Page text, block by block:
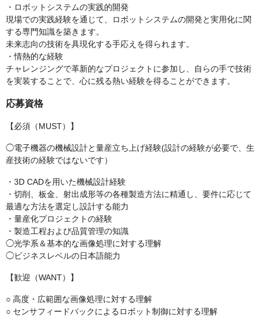
・ロボットシステムの実践的開発
現場での実践経験を通じて、ロボットシステムの開発と実用化に関
する専門知識を築きます。
未来志向の技術を具現化する手応えを得られます。
・情熱的な経験
チャレンジングで革新的なプロジェクトに参加し、自らの手で技術
を実装することで、心に残る熱い経験を得ることができます。
応募資格
【必須（MUST）】
◯電子機器の機械設計と量産立ち上げ経験(設計の経験が必要で、生
産技術の経験ではないです）
・3D CADを用いた機械設計経験
・切削、板金、射出成形等の各種製造方法に精通し、要件に応じて
最適な方法を選定し設計する能力
・量産化プロジェクトの経験
・製造工程および品質管理の知識
◯光学系＆基本的な画像処理に対する理解
◯ビジネスレベルの日本語能力
【歓迎（WANT）】
○ 高度・広範囲な画像処理に対する理解
○ センサフィードバックによるロボット制御に対する理解